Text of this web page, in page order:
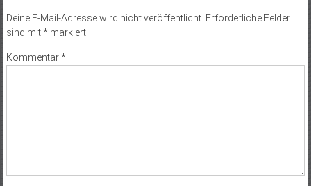
Deine E-Mail-Adresse wird nicht veröffentlicht. Erforderliche Felder
sind mit*markiert
Kommentar*